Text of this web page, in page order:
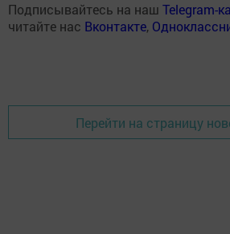
Подписывайтесь на наш Telegram-
читайте нас Вконтакте,
Перейти на страницу